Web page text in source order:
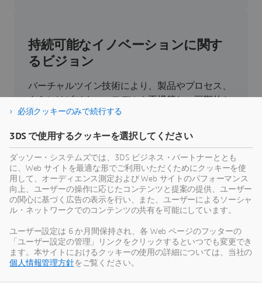
持続可能なイノベーションに関す
るビジョン
バーチャルツイン技術により、製品やプロセス、
さらにはビジネス・モデルを再構築し、画期的か
つ持続可能なイノベーションを実現できます。
持続可能性
ダッソー・システムズのすべてのプレスリリース
やメディア関連情報をご覧いただけます。
必須クッキーのみで続行する
3DS で使用するクッキーを選択してください
ダッソー・システムズでは、3DS ビジネス・パートナーととも
に、Web サイトを最適な形でご利用いただくためにクッキーを使
用して、オーディエンス測定および Web サイトのパフォーマンス
向上、ユーザーの操作に応じたコンテンツと提案の提供、ユーザー
の関心に基づく広告の表示を行い、また、ユーザーによるソーシャ
ル・ネットワークでのコンテンツの共有を可能にしています。
ユーザー設定は 6 か月間保持され、各 Web ページのフッターの
「ユーザー設定の管理」リンクをクリックするといつでも変更でき
ます。本サイトにおけるクッキーの使用の詳細については、当社の
個人情報管理方針をご覧ください。